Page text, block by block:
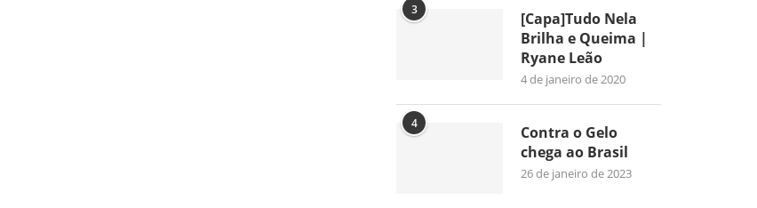
3
[Capa]Tudo Nela
Brilha e Queima |
Ryane Leão
4 de janeiro de 2020
4
Contra o Gelo
chega ao Brasil
26 de janeiro de 2023